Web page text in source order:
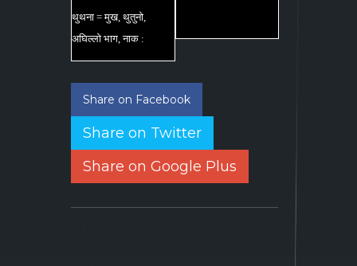
थुथना = मुख, थुतुनो,
अघिल्लो भाग, नाक :
Share on Facebook
Share on Twitter
Share on Google Plus